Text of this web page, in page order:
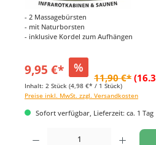
- 2 Massagebürsten
- mit Naturborsten
- inklusive Kordel zum Aufhängen
9,95 €* %
11,90 €*
Inhalt: 2 Stück (4,98 €* / 1 Stück)
Preise inkl. MwSt. zzgl. Versandkosten
Sofort verfügbar, Lieferzeit: ca. 1 Tag
Produkt Anzahl: Gib den gewünschten